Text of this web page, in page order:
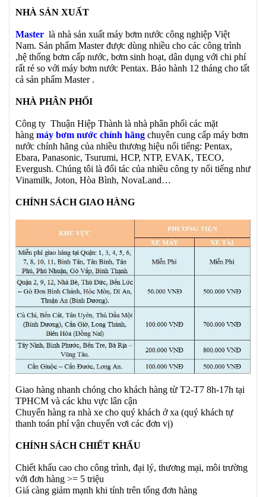
NHÀ SẢN XUẤT
Master là nhà sản xuất máy bơm nước công nghiệp Việt
Nam. Sản phẩm Master được dùng nhiều cho các công trình
,hệ thống bơm cấp nước, bơm sinh hoạt, dân dụng với chi phí
rất rẻ so với máy bơm nước Pentax. Bảo hành 12 tháng cho tất
cả sản phẩm Master .
NHÀ PHÂN PHỐI
Công ty Thuận Hiệp Thành là nhà phân phối các mặt
hàng máy bơm nước chính hãng chuyên cung cấp máy bơm
nước chính hãng của nhiều thương hiệu nổi tiếng: Pentax,
Ebara, Panasonic, Tsurumi, HCP, NTP, EVAK, TECO,
Evergush. Chúng tôi là đối tác của nhiều công ty nổi tiếng như
Vinamilk, Joton, Hòa Bình, NovaLand…
CHÍNH SÁCH GIAO HÀNG
Giao hàng nhanh chóng cho khách hàng từ T2-T7 8h-17h tại
TPHCM và các khu vực lân cận
Chuyển hàng ra nhà xe cho quý khách ở xa (quý khách tự
thanh toán phí vận chuyển vơi các đơn vị)
CHÍNH SÁCH CHIẾT KHẤU
Chiết khấu cao cho công trình, đại lý, thương mại, môi trường
với đơn hàng >= 5 triệu
Giá càng giảm mạnh khi tính trên tổng đơn hàng